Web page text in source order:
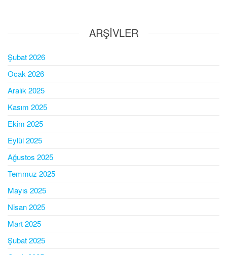
ARŞIVLER
Şubat 2026
Ocak 2026
Aralık 2025
Kasım 2025
Ekim 2025
Eylül 2025
Ağustos 2025
Temmuz 2025
Mayıs 2025
Nisan 2025
Mart 2025
Şubat 2025